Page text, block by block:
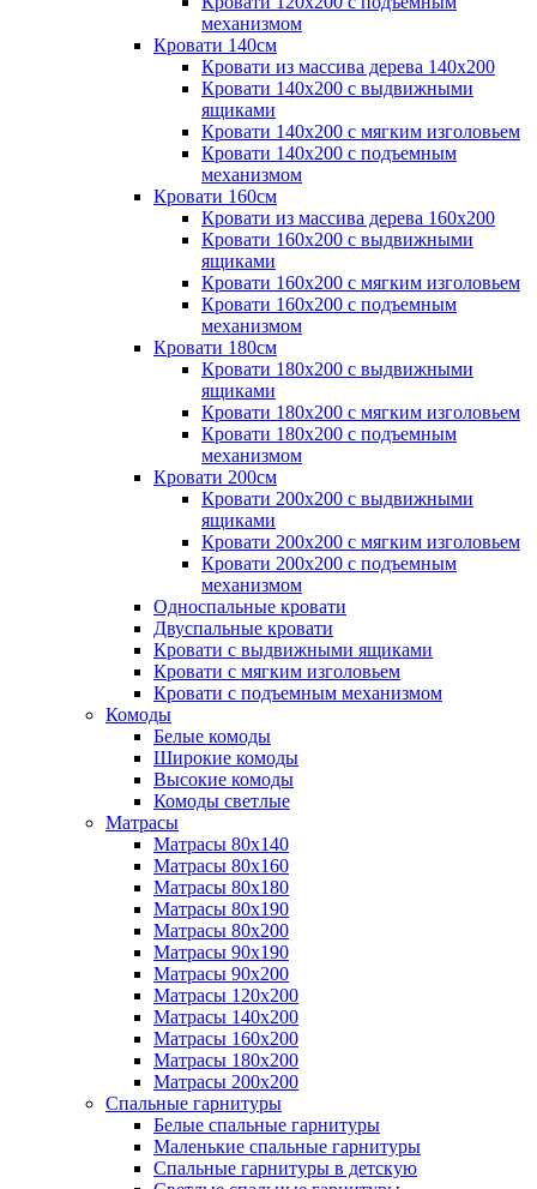
механизмом
Кровати 140см
Кровати из массива дерева 140х200
Кровати 140х200 с выдвижными
ящиками
Кровати 140х200 с мягким изголовьем
Кровати 140х200 с подъемным
механизмом
Кровати 160см
Кровати из массива дерева 160х200
Кровати 160х200 с выдвижными
ящиками
Кровати 160х200 с мягким изголовьем
Кровати 160х200 с подъемным
механизмом
Кровати 180см
Кровати 180х200 с выдвижными
ящиками
Кровати 180х200 с мягким изголовьем
Кровати 180х200 с подъемным
механизмом
Кровати 200см
Кровати 200х200 с выдвижными
ящиками
Кровати 200х200 с мягким изголовьем
Кровати 200х200 с подъемным
механизмом
Односпальные кровати
Двуспальные кровати
Кровати с выдвижными ящиками
Кровати с мягким изголовьем
Кровати с подъемным механизмом
Комоды
Белые комоды
Широкие комоды
Высокие комоды
Комоды светлые
Матрасы
Матрасы 80х140
Матрасы 80х160
Матрасы 80х180
Матрасы 80х190
Матрасы 80х200
Матрасы 90х190
Матрасы 90х200
Матрасы 120х200
Матрасы 140х200
Матрасы 160х200
Матрасы 180х200
Матрасы 200х200
Спальные гарнитуры
Белые спальные гарнитуры
Маленькие спальные гарнитуры
Спальные гарнитуры в детскую